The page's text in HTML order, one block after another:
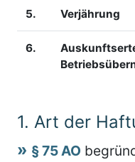
5. Verjährung
6.
1. Art der
§ 75 AO